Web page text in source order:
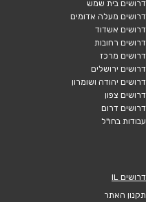
דרושים בית שמש
דרושים מעלה אדומים
דרושים אשדוד
דרושים רחובות
דרושים מרכז
דרושים ירושלים
דרושים יהודה ושומרון
דרושים צפון
דרושים דרום
עבודות בחו"ל
דרושים IL
תקנון האתר